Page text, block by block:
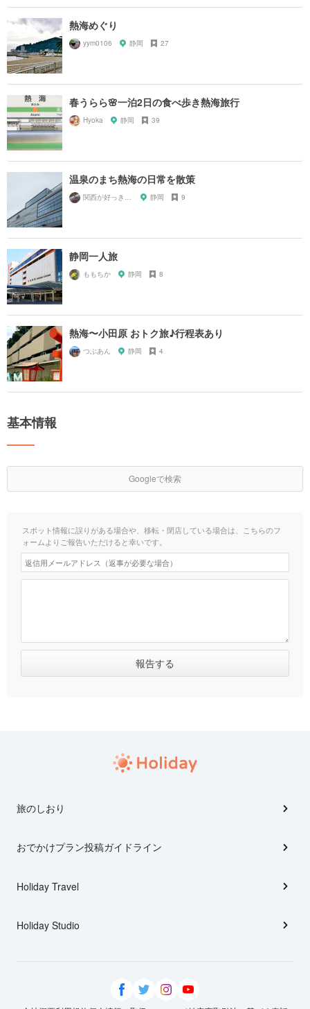
熱海めぐり
yym0106 静岡 27
春うらら🌸一泊2日の食べ歩き熱海旅行
Hyoka 静岡 39
温泉のまち熱海の日常を散策
静岡 9
静岡一人旅
ももちか 静岡 8
熱海〜小田原 おトク旅♪行程表あり
つぶあん 静岡 4
基本情報
Googleで検索
スポット情報に誤りがある場合や、移転・閉店している場合は、こちらのフ
ォームよりご報告いただけると幸いです。
旅のしおり
おでかけプラン投稿ガイドライン
Holiday Travel
Holiday Studio